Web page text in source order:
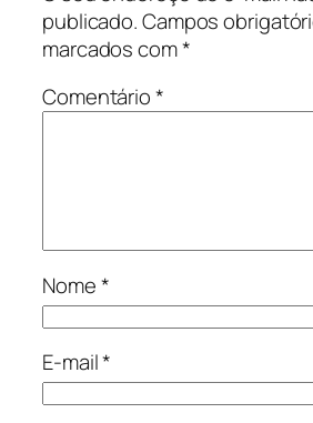
publicado.Campos
marcados com*
Comentário*
Nome*
E-mail*